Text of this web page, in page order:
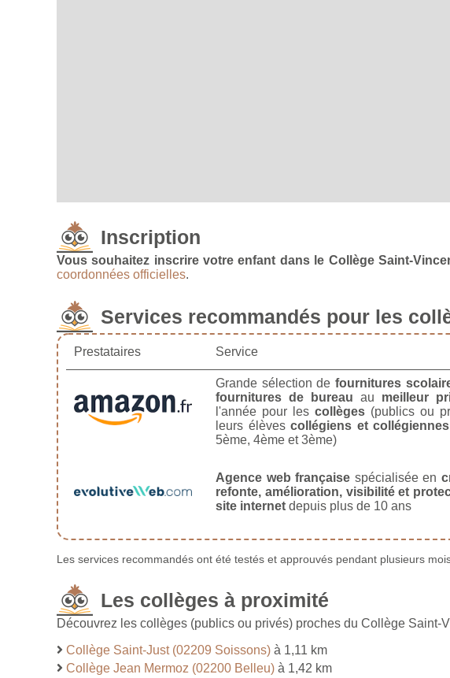
Inscription
Vous souhaitez inscrire votre enfant dans le Collège Saint-
coordonnées officielles.
Services recommandés pour les
Prestataires Service
Grande sélection de fournitures
fournitures de bureau au meilleur
l'année pour les collèges(publics ou
leurs élèvescollégiens et collégiennes
5ème, 4ème et 3ème)
Agence web française spécialisée en
refonte, amélioration, visibilité et
site internet depuis plus de 10 ans
Les services recommandés ont été testés et approuvés pendant plusieurs
Les collèges à proximité
Découvrez les collèges (publics ou privés) proches du Collège Saint-
Collège Saint-Just (02209 Soissons) à 1,11 km
Collège Jean Mermoz (02200 Belleu) à 1,42 km